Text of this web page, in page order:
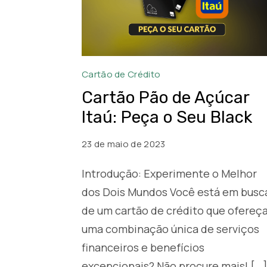
Pedir
Pão
de
Açúcar
Itau
Cartão de Crédito
Cartão Pão de Açúcar
Itaú: Peça o Seu Black
23 de maio de 2023
Introdução: Experimente o Melhor
dos Dois Mundos Você está em
de um cartão de crédito que ofereça
uma combinação única de serviços
financeiros e benefícios